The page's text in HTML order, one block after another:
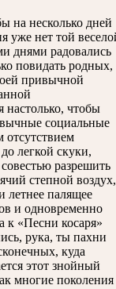
на несколько дней
уже нет той
днями радовались
повидать родных,
привычной
настолько, чтобы
социальные
отсутствием
легкой скуки,
разрешить
степной воздух,
летнее палящее
и одновременно
к «Песни косаря»
рука, ты пахни
куда
этот знойный
многие поколения